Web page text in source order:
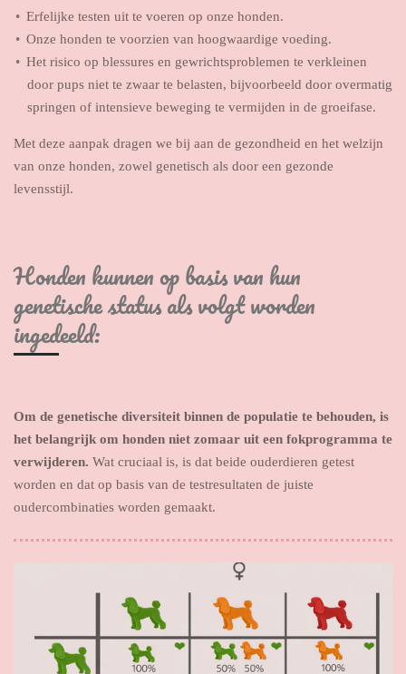
Erfelijke testen uit te voeren op onze honden.
Onze honden te voorzien van hoogwaardige voeding.
Het risico op blessures en gewrichtsproblemen te verkleinen
door pups niet te zwaar te belasten, bijvoorbeeld door overmatig
springen of intensieve beweging te vermijden in de groeifase.
Met deze aanpak dragen we bij aan de gezondheid en het welzijn
van onze honden, zowel genetisch als door een gezonde
levensstijl.
Honden kunnen op basis van hun
genetische status als volgt worden
ingedeeld:
Om de genetische diversiteit binnen de populatie te behouden, is
het belangrijk om honden niet zomaar uit een fokprogramma te
verwijderen. Wat cruciaal is, is dat beide ouderdieren getest
worden en dat op basis van de testresultaten de juiste
oudercombinaties worden gemaakt.